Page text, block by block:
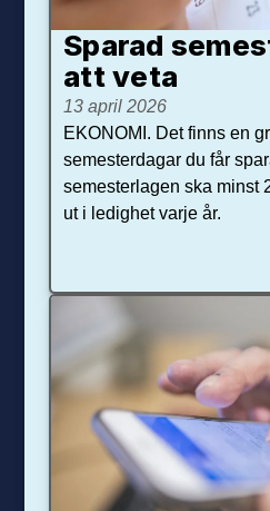
Sparad
att veta
13 april 2026
EKONOMI. Det finns en
semesterdagar du får
semesterlagen ska minst
ut i ledighet varje år.